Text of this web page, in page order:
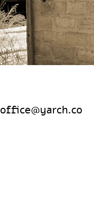
office@yarch.co